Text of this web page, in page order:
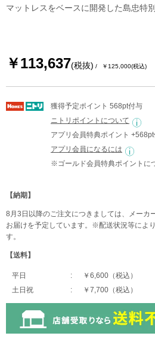
マットレスをベースに開発した島忠特
￥113,637(税抜) ￥125,000(税込)
獲得予定ポイント 568pt付与
ニトリポイントについて
アプリ会員特典ポイント
アプリ会員になるには
※ゴールド会員特典ポイントに
【納期】
8月3日以降のご注文につきましては、メーカ
お届けを予定しています。※配送状況等によ
す。
【送料】
平日
￥6,600（税込）
土日祝
￥7,700（税込）